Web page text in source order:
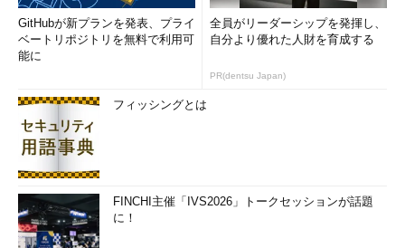
GitHubが新プランを発表、プライ
ベートリポジトリを無料で利用可
能に
全員がリーダーシップを発揮し、
自分より優れた人財を育成する
PR(dentsu Japan)
フィッシングとは
FINCHI主催「IVS2026」トークセッションが話題
に！